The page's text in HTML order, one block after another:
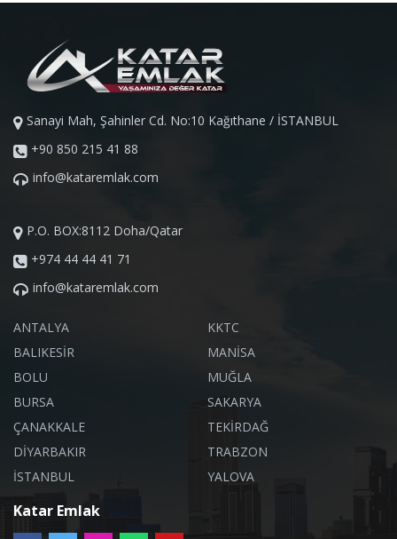
Sanayi Mah, Şahinler Cd. No:10 Kağıthane / İSTANBUL
+90 850 215 41 88
info@kataremlak.com
P.O. BOX:8112 Doha/Qatar
+974 44 44 41 71
info@kataremlak.com
ANTALYA
BALIKESİR
BOLU
BURSA
ÇANAKKALE
DİYARBAKIR
İSTANBUL
KKTC
MANİSA
MUĞLA
SAKARYA
TEKİRDAĞ
TRABZON
YALOVA
Katar Emlak